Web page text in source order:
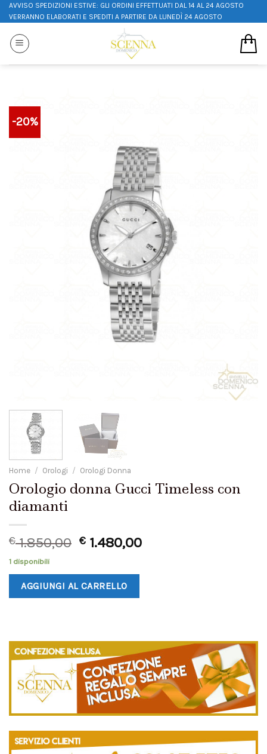
AVVISO SPEDIZIONI ESTIVE: GLI ORDINI EFFETTUATI DAL 14 AL 24 AGOSTO
VERRANNO ELABORATI E SPEDITI A PARTIRE DA LUNEDÌ 24 AGOSTO
-20%
Home / Orologi / Orologi Donna
Orologio donna Gucci Timeless con
diamanti
€1.850,00 € 1.480,00
1 disponibili
AGGIUNGI AL CARRELLO